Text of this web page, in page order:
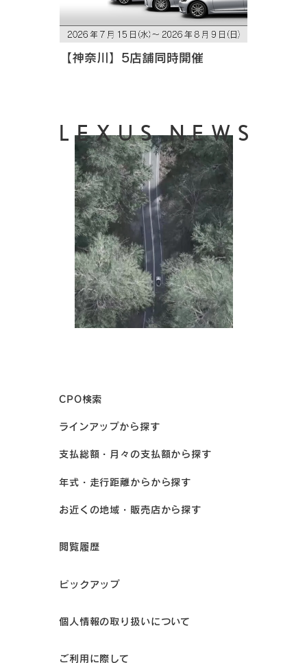
【神奈川】5店舗同時開催
LEXUS NEWS
CPO検索
ラインアップから探す
支払総額・月々の支払額から探す
年式・走行距離からから探す
お近くの地域・販売店から探す
閲覧履歴
ピックアップ
個人情報の取り扱いについて
ご利用に際して